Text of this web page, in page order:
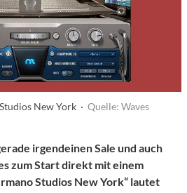
New York · Quelle: Waves
irgendeinen Sale und auch
zum Start direkt mit einem
Studios New York“ lautet